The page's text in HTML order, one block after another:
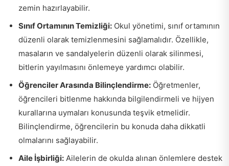
zemin hazırlayabilir.
Sınıf Ortamının Temizliği: Okul yönetimi, sınıf ortamının
düzenli olarak temizlenmesini sağlamalıdır. Özellikle,
masaların ve sandalyelerin düzenli olarak silinmesi,
bitlerin yayılmasını önlemeye yardımcı olabilir.
Öğrenciler Arasında Bilinçlendirme: Öğretmenler,
öğrencileri bitlenme hakkında bilgilendirmeli ve hijyen
kurallarına uymaları konusunda teşvik etmelidir.
Bilinçlendirme, öğrencilerin bu konuda daha dikkatli
olmalarını sağlayabilir.
Aile İşbirliği: Ailelerin de okulda alınan önlemlere destek